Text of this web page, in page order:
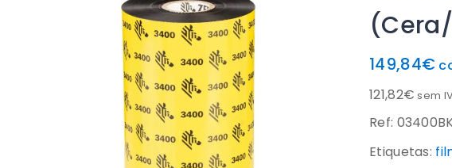
149,84€
121,82€ sem
Ref:
Etiquetas: